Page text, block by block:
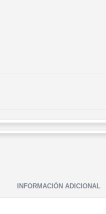
INFORMACIÓN ADICIONAL